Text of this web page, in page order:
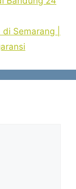
Semarang |